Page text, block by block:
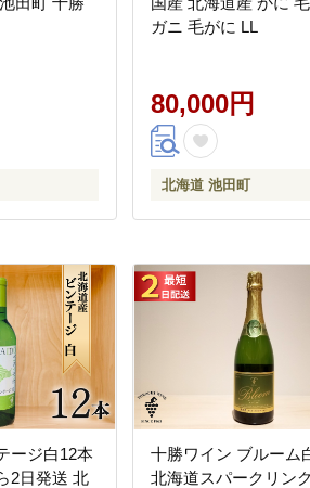
ガニ 毛がに LL
80,000円
北海道 池田町
ージ白12本
2日発送 北
十勝ワイン ブルーム
北海道スパークリン